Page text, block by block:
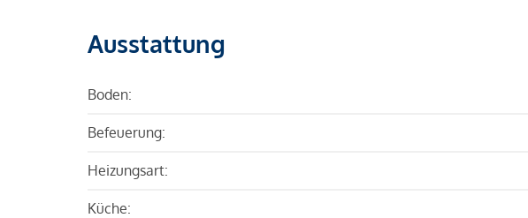
Ausstattung
Boden:
Befeuerung:
Heizungsart:
Küche: